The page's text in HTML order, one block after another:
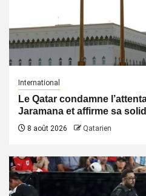
International
Le Qatar condamne
Jaramana et affirme sa
8 août 2026 Qatarien